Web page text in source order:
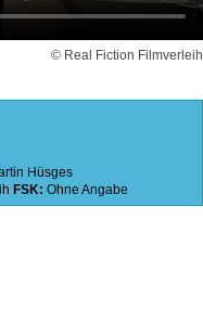
© Real Fiction Filmverleih
Hüsges
FSK: Ohne Angabe